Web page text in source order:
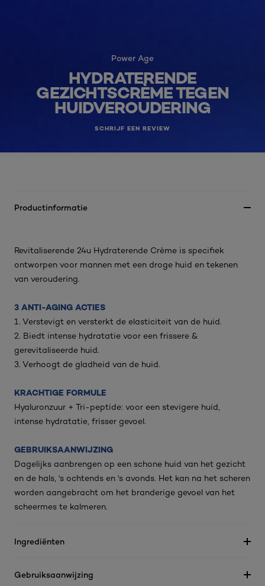
Power Age
HYDRATERENDE
GEZICHTSCRÈME TEGEN
HUIDVEROUDERING
SCHRIJF EEN REVIEW
Productinformatie
Revitaliserende 24u Hydraterende Crème is specifiek
ontworpen voor mannen met een droge huid en tekenen
van veroudering.
3 ANTI-AGING ACTIES
1. Verstevigt en versterkt de elasticiteit van de huid.
2. Biedt intense hydratatie voor een frissere &
gerevitaliseerde huid.
3. Verhoogt de gladheid van de huid.
KRACHTIGE FORMULE
Hyaluronzuur + Tri-peptide: voor een stevigere huid,
intense hydratatie, frisser gevoel.
GEBRUIKSAANWIJZING
Dagelijks aanbrengen op een schone huid van het gezicht
en de hals, 's ochtends en 's avonds. Het kan na het scheren
worden aangebracht om het branderige gevoel van het
scheermes te kalmeren.
Ingrediënten
Gebruiksaanwijzing